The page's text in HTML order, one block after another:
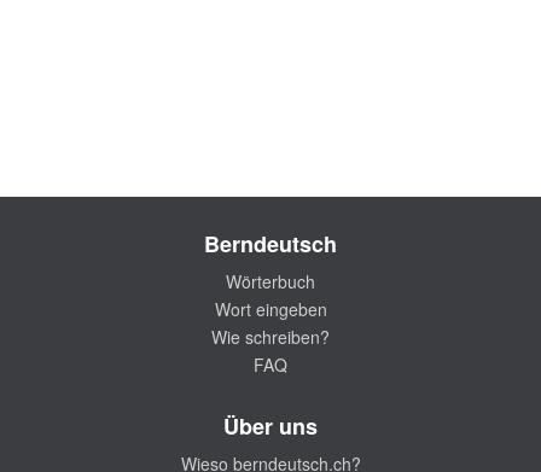
Berndeutsch
Wörterbuch
Wort eingeben
Wie schreiben?
FAQ
Über uns
Wieso berndeutsch.ch?